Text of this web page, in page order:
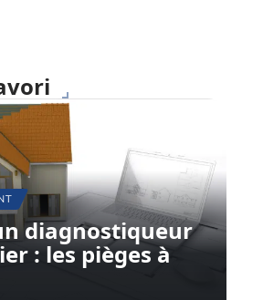
diagnostiqueur
: les pièges à